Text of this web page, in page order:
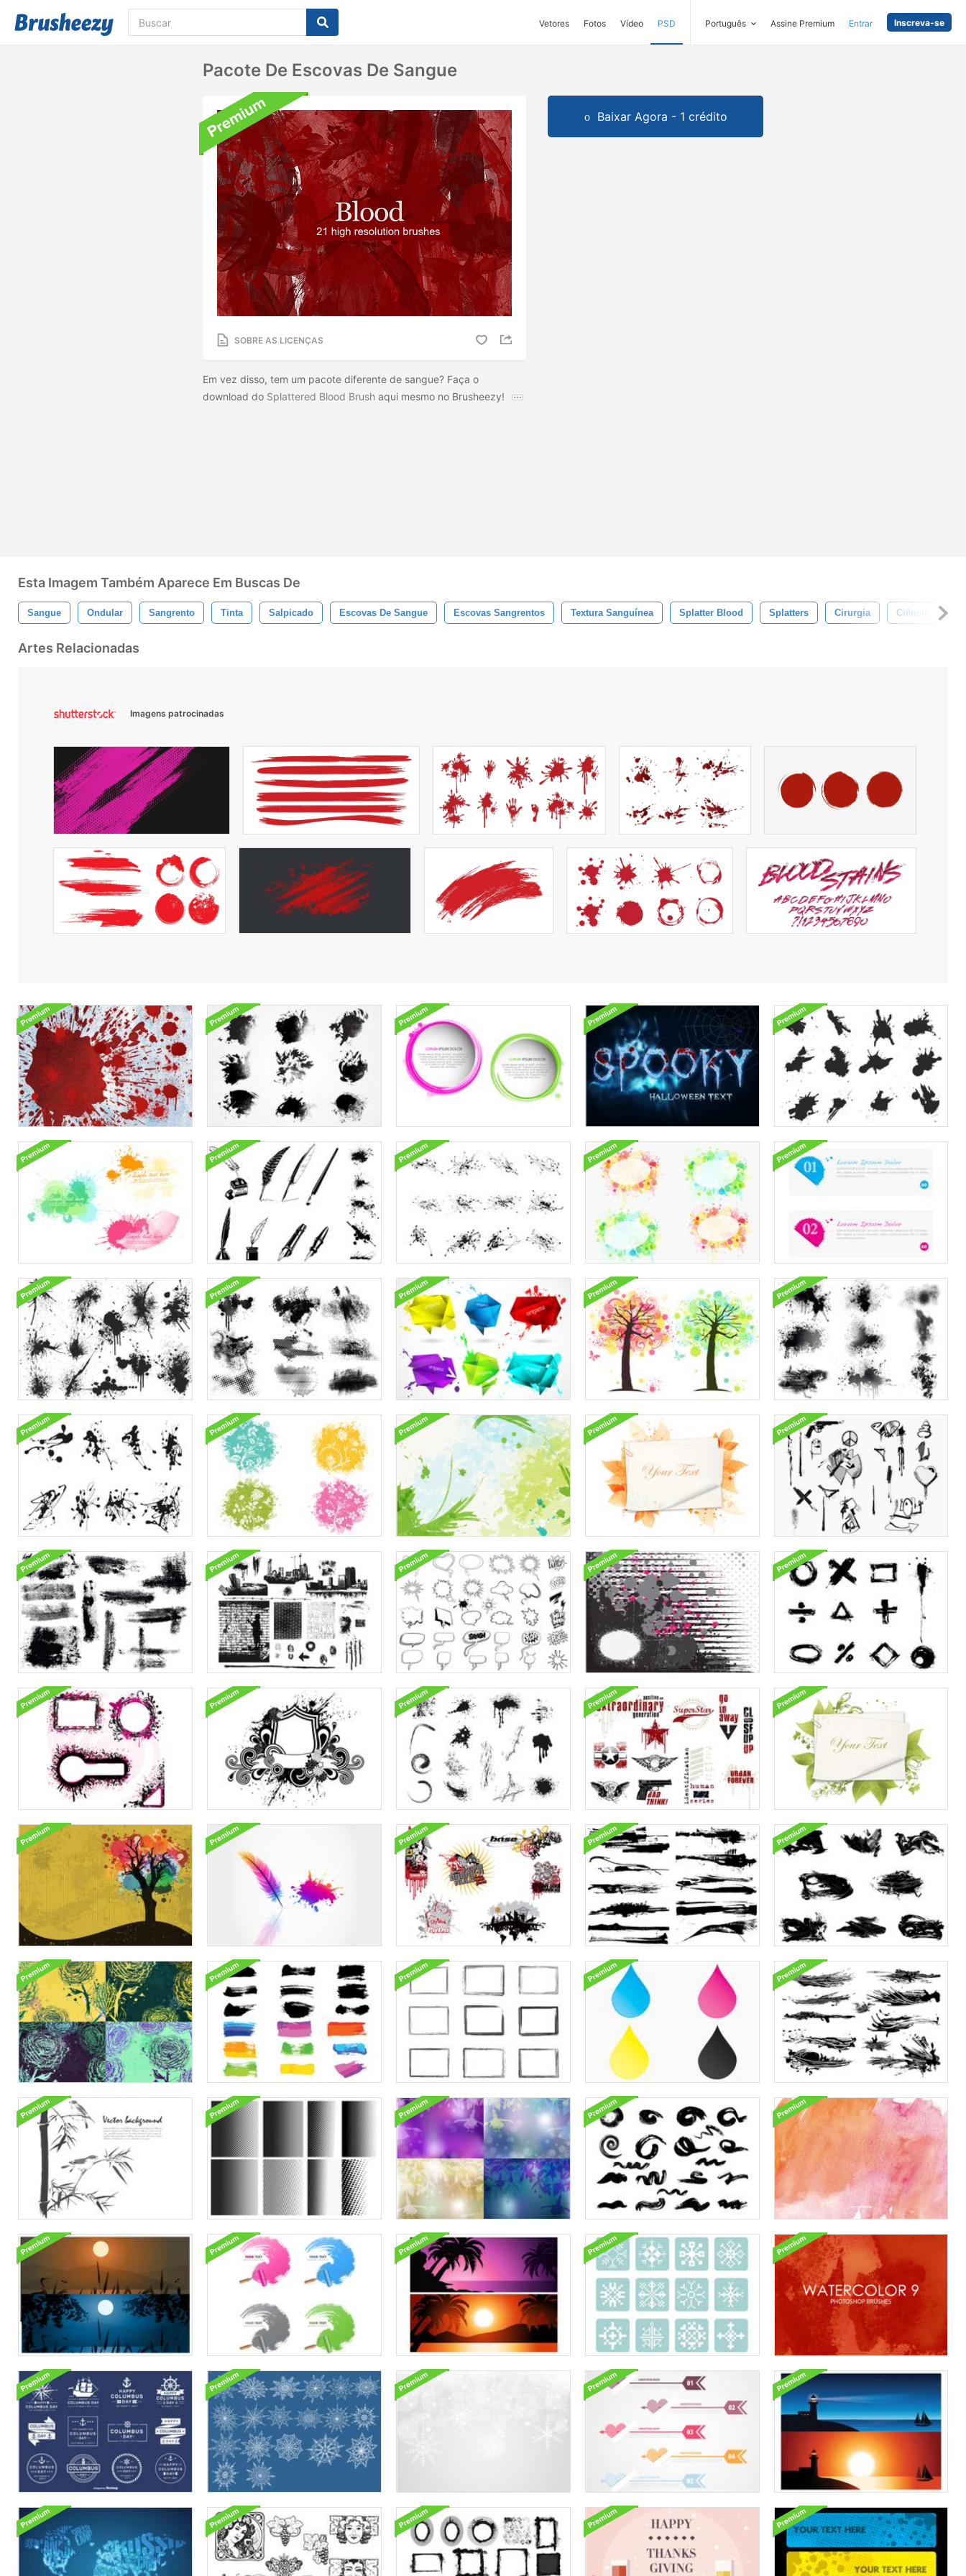
Vetores Fotos Vídeo PSD Português Assine Premium Entrar Inscreva-se
Pacote De Escovas De Sangue
SOBRE AS LICENÇAS
Em vez disso, tem um pacote diferente de sangue? Faça o
download do Splattered Blood Brush aqui mesmo no Brusheezy!
Baixar Agora - 1 crédito
Esta Imagem Também Aparece Em Buscas De
Sangue Ondular Sangrento Tinta Salpicado Escovas De Sangue Escovas Sangrentos Textura Sanguínea Splatter Blood Splatters Cirurgia Ciência
Artes Relacionadas
Imagens patrocinadas